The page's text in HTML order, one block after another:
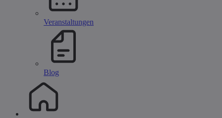
Veranstaltungen
Blog